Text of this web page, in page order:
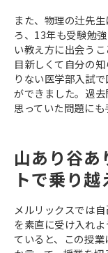
また、物理の辻先
ろ、13年も受験勉
い教え方に出会う
目新しくて自分の
りない医学部入試
ができました。過
思っていた問題にも
山あり谷あ
トで乗り越
メルリックスでは
を素直に受け入れ
ていると、この授